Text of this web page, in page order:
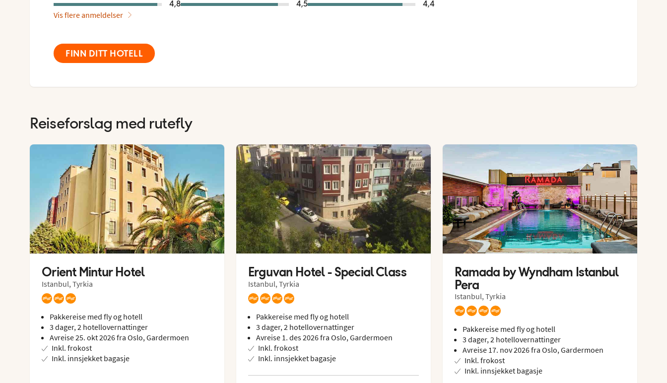
4,8 4,5 4,4
Vis flere anmeldelser
FINN DITT HOTELL
Reiseforslag med rutefly
Orient Mintur Hotel
Istanbul, Tyrkia
Pakkereise med fly og hotell
3 dager, 2 hotellovernattinger
Avreise 25. okt 2026 fra Oslo, Gardermoen
Inkl. frokost
Inkl. innsjekket bagasje
Erguvan Hotel - Special Class
Istanbul, Tyrkia
Pakkereise med fly og hotell
3 dager, 2 hotellovernattinger
Avreise 1. des 2026 fra Oslo, Gardermoen
Inkl. frokost
Inkl. innsjekket bagasje
Ramada by Wyndham Istanbul
Pera
Istanbul, Tyrkia
Pakkereise med fly og hotell
3 dager, 2 hotellovernattinger
Avreise 17. nov 2026 fra Oslo, Gardermoen
Inkl. frokost
Inkl. innsjekket bagasje